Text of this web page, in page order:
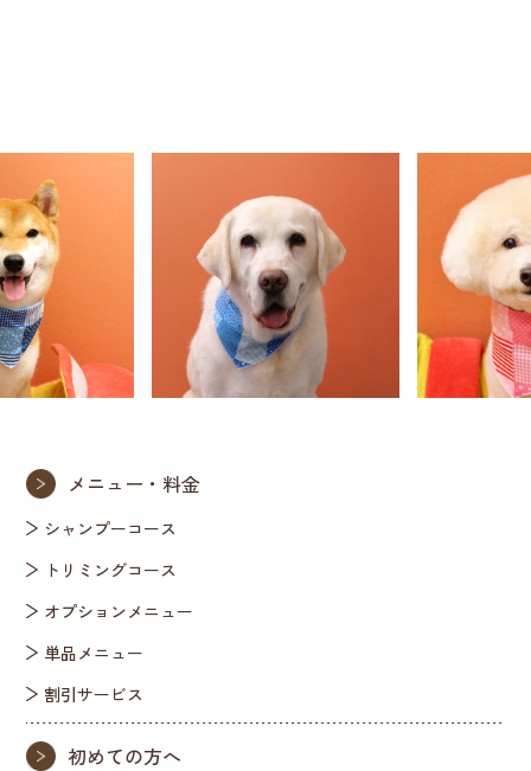
メニュー・料金
シャンプーコース
トリミングコース
オプションメニュー
単品メニュー
割引サービス
初めての方へ